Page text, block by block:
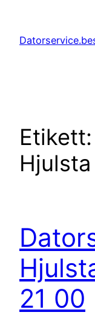
innehåll
Etikett:
Hjulsta
21 00